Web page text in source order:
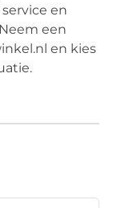
en
een
en kies